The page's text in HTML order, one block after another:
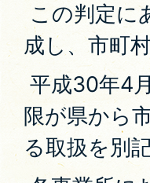
この判定に
成し、市町
平成30年4
限が県から
る取扱を別